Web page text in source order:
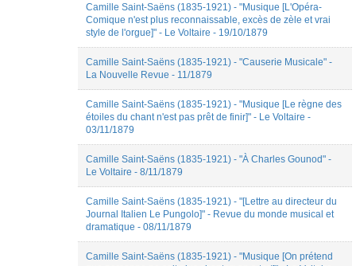
Camille Saint-Saëns (1835-1921) - "Musique [L'Opéra-
Comique n'est plus reconnaissable, excès de zèle et vrai
style de l'orgue]" - Le Voltaire - 19/10/1879
Camille Saint-Saëns (1835-1921) - "Causerie Musicale" -
La Nouvelle Revue - 11/1879
Camille Saint-Saëns (1835-1921) - "Musique [Le règne des
étoiles du chant n'est pas prêt de finir]" - Le Voltaire -
03/11/1879
Camille Saint-Saëns (1835-1921) - "À Charles Gounod" -
Le Voltaire - 8/11/1879
Camille Saint-Saëns (1835-1921) - "[Lettre au directeur du
Journal Italien Le Pungolo]" - Revue du monde musical et
dramatique - 08/11/1879
Camille Saint-Saëns (1835-1921) - "Musique [On prétend